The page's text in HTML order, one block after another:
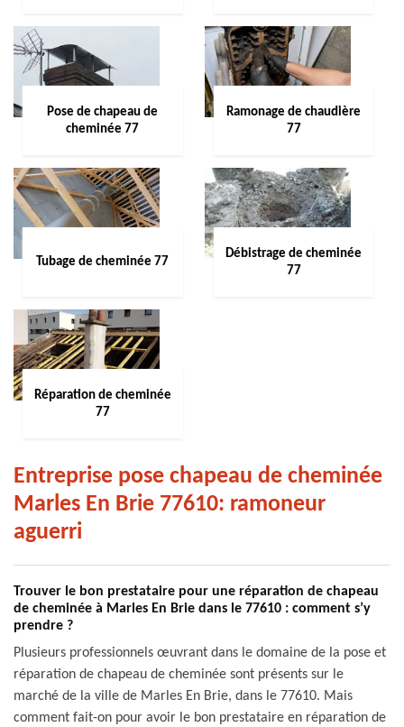
Pose de chapeau de
cheminée 77
Ramonage de chaudière
77
Tubage de cheminée 77
Débistrage de cheminée
77
Réparation de cheminée
77
Entreprise pose chapeau de cheminée
Marles En Brie 77610: ramoneur
aguerri
Trouver le bon prestataire pour une réparation de chapeau
de cheminée à Marles En Brie dans le 77610 : comment s’y
prendre ?
Plusieurs professionnels œuvrant dans le domaine de la pose et
réparation de chapeau de cheminée sont présents sur le
marché de la ville de Marles En Brie, dans le 77610. Mais
comment fait-on pour avoir le bon prestataire en réparation de